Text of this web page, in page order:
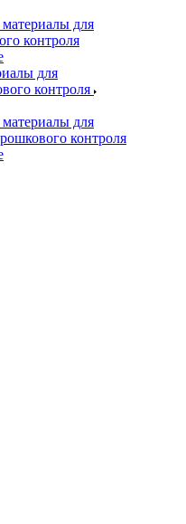
для
контроля
для
контроля
для
контроля